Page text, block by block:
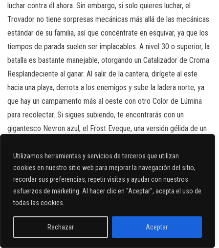
Utilizamos herramientas y servicios de terceros que utilizan
cookies en nuestro sitio web para mejorar la navegación del sitio,
recordar sus preferencias, repetir visitas y ayudar con nuestros
esfuerzos de marketing. Al hacer clic en "Aceptar", acepta el uso de
todas las cookies.
Rechazar Aceptar
luchar contra él ahora. Sin embargo, si solo quieres luchar, el
Trovador no tiene sorpresas mecánicas más allá de las mecánicas
estándar de su familia, así que concéntrate en esquivar, ya que los
tiempos de parada suelen ser implacables. A nivel 30 o superior, la
batalla es bastante manejable, otorgando un Catalizador de Croma
Resplandeciente al ganar. Al salir de la cantera, dirígete al este
hacia una playa, derrota a los enemigos y sube la ladera norte, ya
que hay un campamento más al oeste con otro Color de Lúmina
para recolectar. Si sigues subiendo, te encontrarás con un
gigantesco Nevron azul, el Frost Eveque, una versión gélida de un
con un personaje opcional superior a la media, así que trátalo
como objetivo para más adelante si no te sientes realmente
seguro, ya que el combate se convierte en una maratón de
esquivas y paradas con muy poco daño si tienes un nivel bajo. Si
que resiste al fuego, la luz y la tierra, absorbe el hielo y es débil al
rayo. El mejor jugador para manejar esto suele ser Verso con un
Español